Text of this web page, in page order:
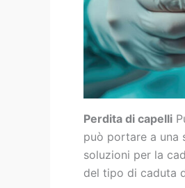
Perdita di capelli
può portare a una
soluzioni per la
del tipo di caduta